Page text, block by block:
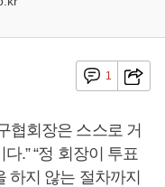
1
협회장은 스스로 거
.” “정 회장이 투표
하지 않는 절차까지